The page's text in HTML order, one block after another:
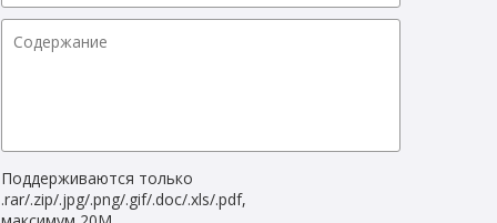
Поддерживаются только
.rar/.zip/.jpg/.png/.gif/.doc/.xls/.pdf,